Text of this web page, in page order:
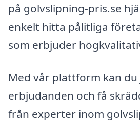
på golvslipning-pris.se
enkelt hitta pålitliga
som erbjuder
Med vår plattform kan
erbjudanden och få
från experter inom